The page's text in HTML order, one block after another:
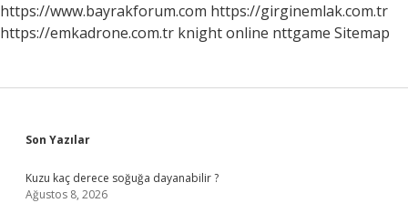
https://www.bayrakforum.com https://girginemlak.com.tr
https://emkadrone.com.tr knight online nttgame Sitemap
Sidebar
Son Yazılar
Kuzu kaç derece soğuğa dayanabilir ?
Ağustos 8, 2026